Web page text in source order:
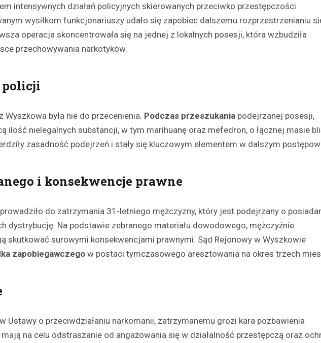
intensywnych działań policyjnych skierowanych przeciwko przestępczości
wysiłkom funkcjonariuszy udało się zapobiec dalszemu rozprzestrzenianiu
operacja skoncentrowała się na jednej z lokalnych posesji, która wzbudziła
przechowywania narkotyków.
policji
była nie do przecenienia. Podczas przeszukania podejrzanej posesji,
ilość nielegalnych substancji, w tym marihuanę oraz mefedron, o łącznej masie
zasadność podejrzeń i stały się kluczowym elementem w dalszym
i konsekwencje prawne
do zatrzymania 31-letniego mężczyzny, który jest podejrzany o
dystrybucję. Na podstawie zebranego materiału dowodowego, mężczyźnie
skutkować surowymi konsekwencjami prawnymi. Sąd Rejonowy w Wyszkowie
zapobiegawczego w postaci tymczasowego aresztowania na okres trzech
Ustawy o przeciwdziałaniu narkomanii, zatrzymanemu grozi kara pozbawienia
na celu odstraszanie od angażowania się w działalność przestępczą oraz
Plan modernizacji drogi
4415W na Mazowszu –
bezpieczeństwo i komfort
do Leszczydół Podwielątki Wielątki.
Modernizacja…